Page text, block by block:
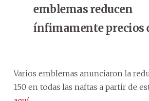
emblemas reducen
ínfimamente precios
Varios emblemas anunciaron la
150 en todas las naftas a partir de